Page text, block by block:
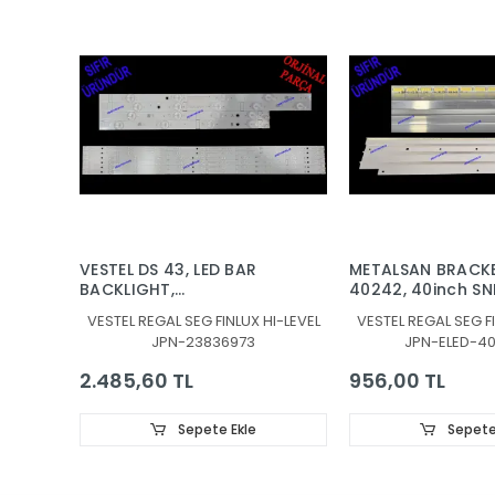
VESTEL DS 43, LED BAR
BACKLIGHT,
M_V04, JL.D430B1330-
078BS-M_V03,
30108746CA11 ,
30108747CB11
VESTEL REGAL SEG FINLUX HI-LEVEL
JPN-23836973
2.485,60 TL
Sepete Ekle
METALSAN
40242, 40inch
131219, 30080939
VESTEL REGAL SEG
JPN-ELED-
956,00 TL